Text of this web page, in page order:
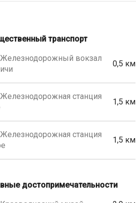
транспорт
Железнодорожный вокзал
0,5 км
станция
1,5 км
станция
1,5 км
достопримечательности